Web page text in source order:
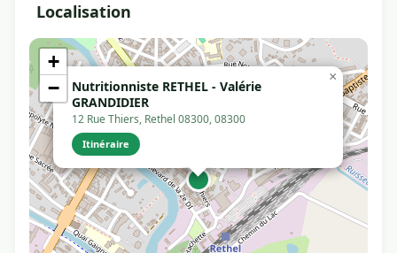
Localisation
Nutritionniste RETHEL - Valérie
GRANDIDIER
12 Rue Thiers, Rethel 08300, 08300
Itinéraire
×
+
−